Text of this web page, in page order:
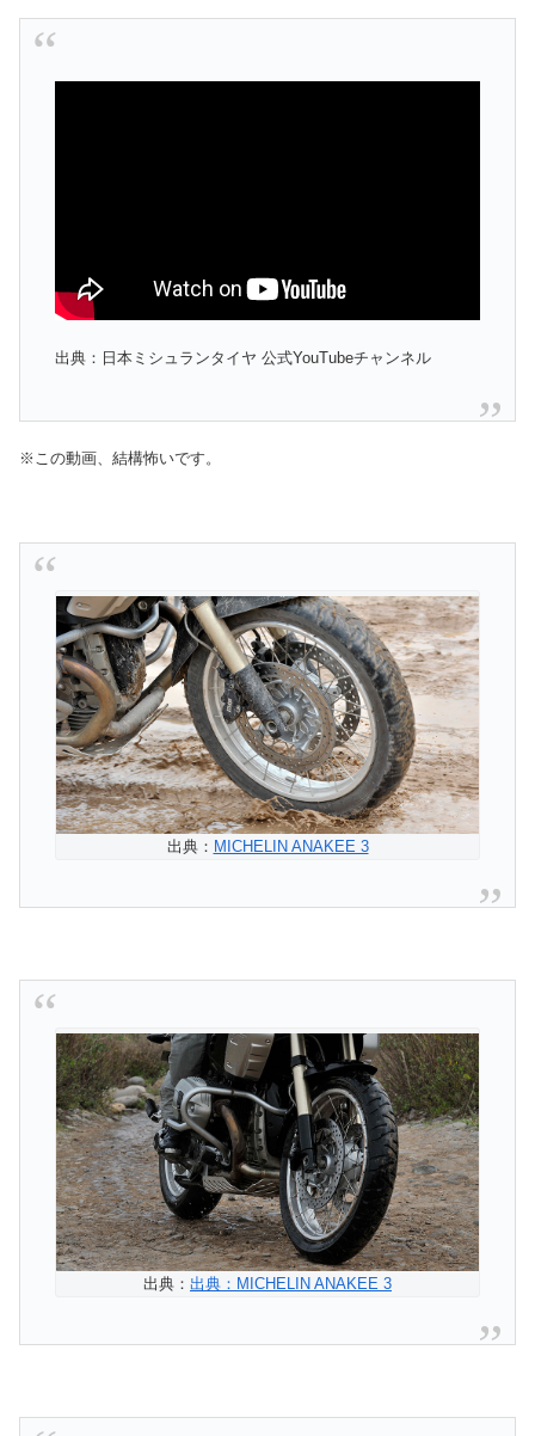
出典：日本ミシュランタイヤ 公式YouTubeチャンネル
※この動画、結構怖いです。
出典： MICHELIN ANAKEE 3
出典： 出典：MICHELIN ANAKEE 3